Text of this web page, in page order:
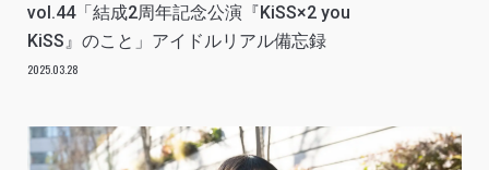
vol.44「結成2周年記念公演『KiSS×2 you
KiSS』のこと」アイドルリアル備忘録
2025.03.28